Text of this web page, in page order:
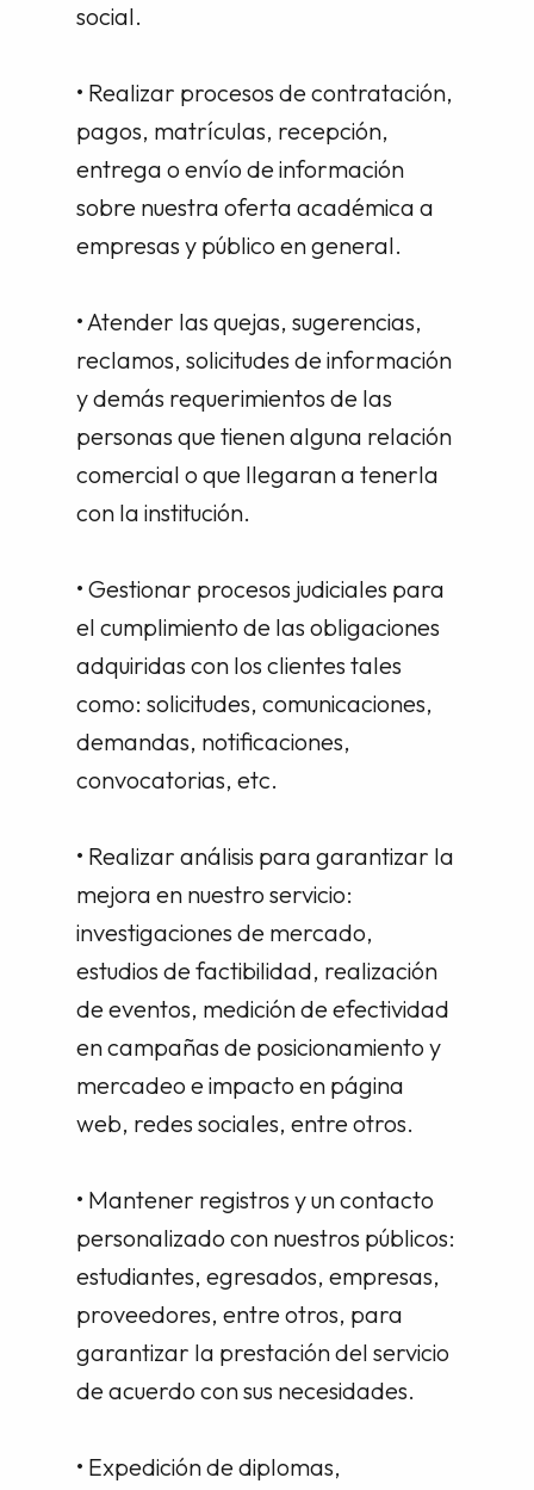
social.
• Realizar procesos de contratación,
pagos, matrículas, recepción,
entrega o envío de información
sobre nuestra oferta académica a
empresas y público en general.
• Atender las quejas, sugerencias,
reclamos, solicitudes de información
y demás requerimientos de las
personas que tienen alguna relación
comercial o que llegaran a tenerla
con la institución.
• Gestionar procesos judiciales para
el cumplimiento de las obligaciones
adquiridas con los clientes tales
como: solicitudes, comunicaciones,
demandas, notificaciones,
convocatorias, etc.
• Realizar análisis para garantizar la
mejora en nuestro servicio:
investigaciones de mercado,
estudios de factibilidad, realización
de eventos, medición de efectividad
en campañas de posicionamiento y
mercadeo e impacto en página
web, redes sociales, entre otros.
• Mantener registros y un contacto
personalizado con nuestros públicos:
estudiantes, egresados, empresas,
proveedores, entre otros, para
garantizar la prestación del servicio
de acuerdo con sus necesidades.
• Expedición de diplomas,